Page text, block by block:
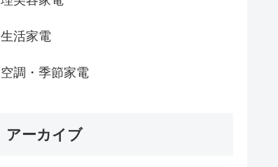
生活家電
空調・季節家電
アーカイブ